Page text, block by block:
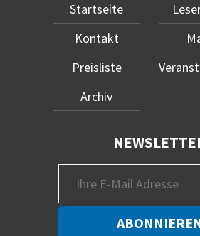
Startseite
Kontakt
Preisliste
Archiv